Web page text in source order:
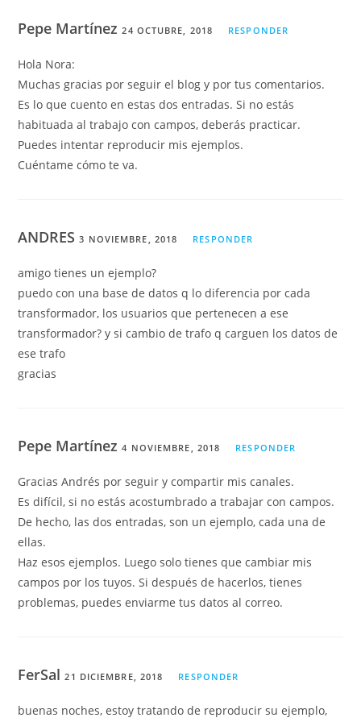
Pepe Martínez24 OCTUBRE, 2018 RESPONDER
Hola Nora:
Muchas gracias por seguir el blog y por tus comentarios.
Es lo que cuento en estas dos entradas. Si no estás
habituada al trabajo con campos, deberás practicar.
Puedes intentar reproducir mis ejemplos.
Cuéntame cómo te va.
ANDRES3 NOVIEMBRE, 2018 RESPONDER
amigo tienes un ejemplo?
puedo con una base de datos q lo diferencia por cada
transformador, los usuarios que pertenecen a ese
transformador? y si cambio de trafo q carguen los datos de
ese trafo
gracias
Pepe Martínez4 NOVIEMBRE, 2018 RESPONDER
Gracias Andrés por seguir y compartir mis canales.
Es difícil, si no estás acostumbrado a trabajar con campos.
De hecho, las dos entradas, son un ejemplo, cada una de
ellas.
Haz esos ejemplos. Luego solo tienes que cambiar mis
campos por los tuyos. Si después de hacerlos, tienes
problemas, puedes enviarme tus datos al correo.
FerSal21 DICIEMBRE, 2018 RESPONDER
buenas noches, estoy tratando de reproducir su ejemplo,